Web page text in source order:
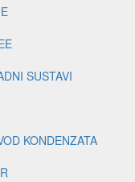
SUSTAVI
KONDENZATA